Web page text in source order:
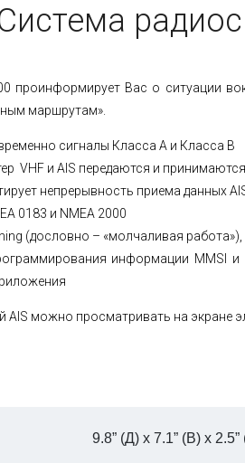
проинформирует Вас о ситуации
маршрутам».
сигналы Класса A и Класса B
VHF и AIS передаются и
непрерывность приема данных
0183 и NMEA 2000
(дословно – «молчаливая
информации MMSI
AIS можно просматривать на экране
9.8” (Д) x 7.1” (В) x